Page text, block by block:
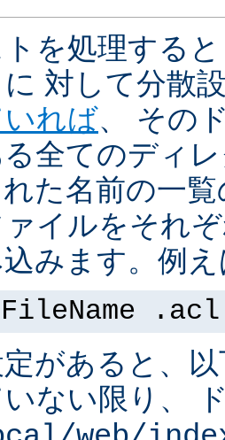
トを処理する
対して分散
れば、 その
全てのディ
た名前の一
イルをそれ
みます。例
.acl
があると、
ない限り、